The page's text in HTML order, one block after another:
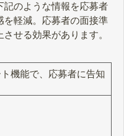
記のような情報を応募者
を軽減。応募者の面接準
せる効果があります。
機能で、応募者に告知